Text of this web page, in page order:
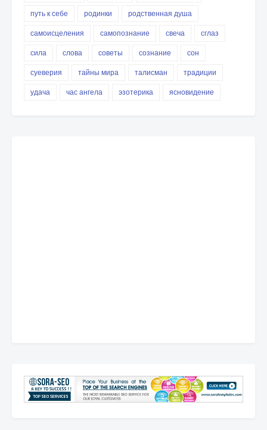
путь к себе
родинки
родственная душа
самоисцеления
самопознание свеча
сглаз
сила
слова советы сознание
сон
суеверия
тайны мира талисман
традиции
удача
час ангела эзотерика ясновидение